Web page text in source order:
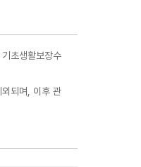
초생활보장수
되며, 이후 관